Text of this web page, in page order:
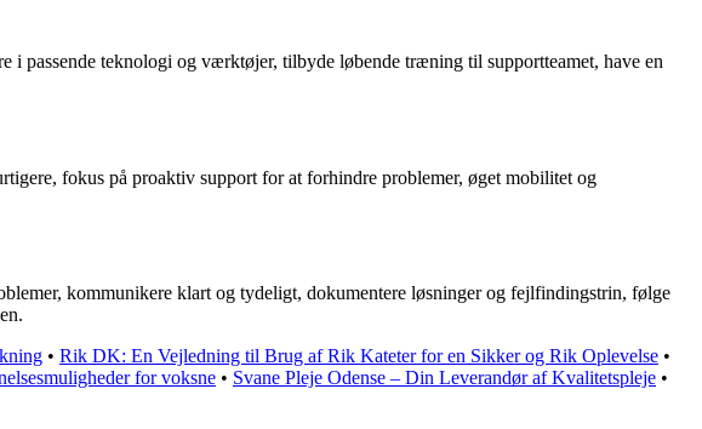
i passende teknologi og værktøjer, tilbyde løbende træning til supportteamet, have en
fokus på proaktiv support for at forhindre problemer, øget mobilitet og
kommunikere klart og tydeligt, dokumentere løsninger og fejlfindingstrin, følge
• Rik DK: En Vejledning til Brug af Rik Kateter for en Sikker og Rik Oplevelse •
for voksne • Svane Pleje Odense – Din Leverandør af Kvalitetspleje •